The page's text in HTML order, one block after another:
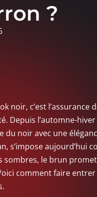
?
noir, c’est
Depuis l’automne-
du noir avec une
s’impose aujourd’hui
sombres, le brun
comment faire